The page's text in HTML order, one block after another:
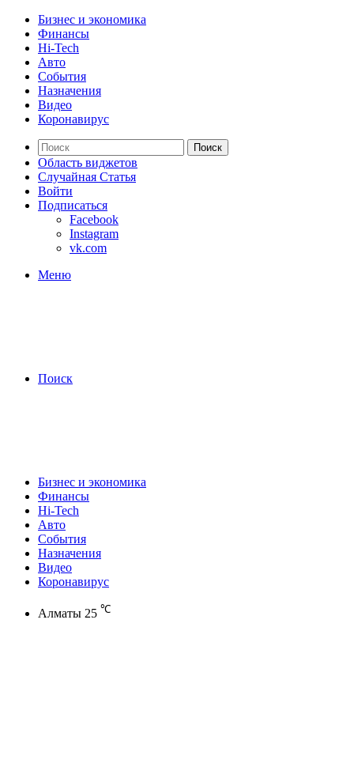
Бизнес и экономика
Финансы
Hi-Tech
Авто
События
Назначения
Видео
Коронавирус
Поиск
Область виджетов
Случайная Статья
Войти
Подписаться
Facebook
Instagram
vk.com
Меню
Поиск
Бизнес и экономика
Финансы
Hi-Tech
Авто
События
Назначения
Видео
Коронавирус
Алматы 25 ℃